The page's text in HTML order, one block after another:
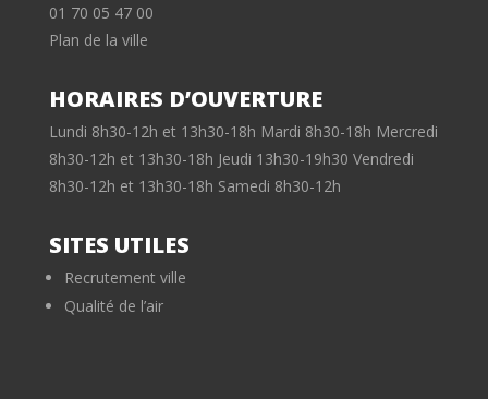
01 70 05 47 00
Plan de la ville
HORAIRES D’OUVERTURE
Lundi 8h30-12h et 13h30-18h Mardi 8h30-18h Mercredi
8h30-12h et 13h30-18h Jeudi 13h30-19h30 Vendredi
8h30-12h et 13h30-18h Samedi 8h30-12h
SITES UTILES
Recrutement ville
Qualité de l’air